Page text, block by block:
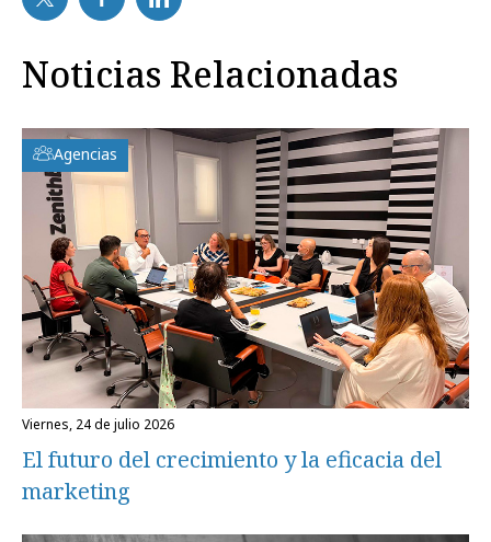
Noticias Relacionadas
Agencias
viernes, 24 de julio 2026
El futuro del crecimiento y la eficacia del
marketing